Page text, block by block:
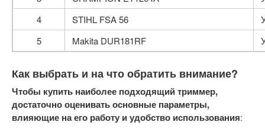
4
STIHL FSA 56
5
Makita DUR181RF
Как выбрать и на что обратить внимание?
Чтобы купить наиболее подходящий триммер,
достаточно оценивать основные параметры,
влияющие на его работу и удобство использования: